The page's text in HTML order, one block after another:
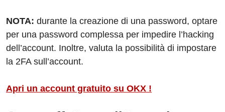
NOTA: durante la creazione di una password, optare
per una password complessa per impedire l’hacking
dell’account. Inoltre, valuta la possibilità di impostare
la 2FA sull’account.
Apri un account gratuito su OKX !